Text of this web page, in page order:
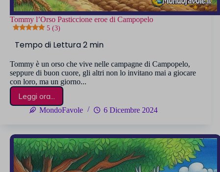
Tommy l’Orso Pasticcione eroe di Campopelo
5 (3)
Tommy è un orso che vive nelle campagne di Campopelo,
seppure di buon cuore, gli altri non lo invitano mai a giocare
con loro, ma un giorno...
Leggi ora...
Tommy
l’Orso
di
Campopelo
5 (3)
MondoFavole 6 Dicembre 2024